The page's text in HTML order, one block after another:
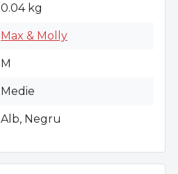
0.04 kg
Max & Molly
M
Medie
Alb, Negru